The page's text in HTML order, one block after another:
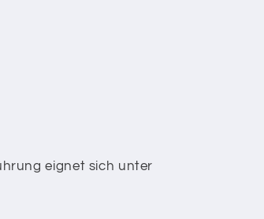
eignet sich unter